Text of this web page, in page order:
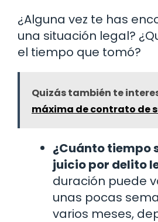
¿Alguna vez te has
una situación legal?
el tiempo que tomó?
Quizás también te
máxima de contrato de
¿Cuánto tiempo
juicio por delito
duración puede
unas pocas
varios meses,